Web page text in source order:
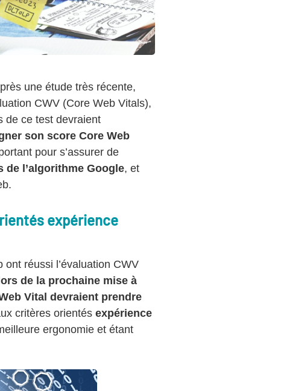
une étude très récente,
CWV (Core Web Vitals),
de ce test devraient
son score Core Web
pour s’assurer de
de l’algorithme Google, et
expérience
réussi l’évaluation CWV
lors de la prochaine mise à
Vital devraient prendre
critères orientés expérience
ergonomie et étant